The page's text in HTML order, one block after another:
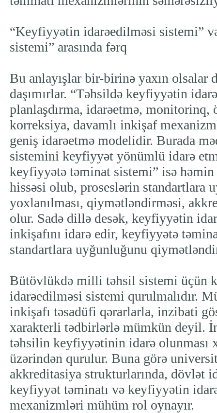
“Keyfiyyətin idarəedilməsi sistemi”
sistemi” arasında fərq
Bu anlayışlar bir-birinə yaxın olsalar
daşımırlar. “Təhsildə keyfiyyətin
planlaşdırma, idarəetmə, monitorinq,
korreksiya, davamlı inkişaf
geniş idarəetmə modelidir. Burada
sistemini keyfiyyət yönümlü idarə
keyfiyyətə təminat sistemi” isə
hissəsi olub, proseslərin standartlara
yoxlanılması, qiymətləndirməsi,
olur. Sadə dillə desək, keyfiyyətin
inkişafını idarə edir, keyfiyyətə
standartlara uyğunluğunu
Bütövlükdə milli təhsil sistemi üçün
idarəedilməsi sistemi qurulmalıdır.
inkişafı təsadüfi qərarlarla, inzibati
xarakterli tədbirlərlə mümkün deyil.
təhsilin keyfiyyətinin idarə olunması
üzərindən qurulur. Buna görə
akkreditasiya strukturlarında, dövlət
keyfiyyət təminatı və keyfiyyətin
mexanizmləri mühüm rol oynayır.